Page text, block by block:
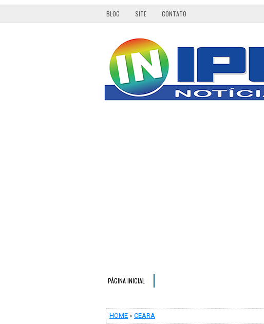
BLOG SITE CONTATO
PÁGINA INICIAL
HOME » CEARA